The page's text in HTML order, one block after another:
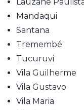
Lauzane
Mandaqui
Santana
Tremembé
Tucuruvi
Vila Guilherme
Vila Gustavo
Vila Maria